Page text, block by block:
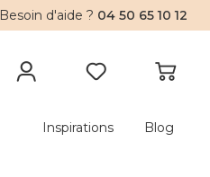
Besoin d'aide ? 04 50 65 10 12
Inspirations Blog